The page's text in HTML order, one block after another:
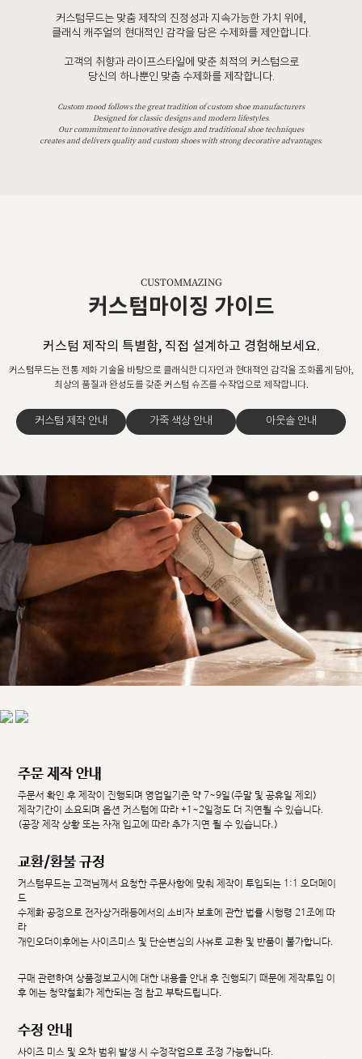
커스텀무드는 맞춤 제작의 진정성과 지속가능한 가치 위에,
클래식 캐주얼의 현대적인 감각을 담은 수제화를 제안합니다.
고객의 취향과 라이프스타일에 맞춘 최적의 커스텀으로
당신의 하나뿐인 맞춤 수제화를 제작합니다.
Custom mood follows the great tradition of custom shoe manufacturers
Designed for classic designs and modern lifestyles.
Our commitment to innovative design and traditional shoe techniques
creates and delivers quality and custom shoes with strong decorative advantages.
CUSTOMMAZING
커스텀마이징 가이드
커스텀 제작의 특별함, 직접 설계하고 경험해보세요.
커스텀무드는 전통 제화 기술을 바탕으로 클래식한 디자인과 현대적인 감각을 조화롭게 담아,
최상의 품질과 완성도를 갖춘 커스텀 슈즈를 수작업으로 제작합니다.
커스텀 제작 안내 가죽 색상 안내 아웃솔 안내
주문 제작 안내
주문서 확인 후 제작이 진행되며 영업일기준 약 7~9일(주말 및 공휴일 제외)
제작기간이 소요되며 옵션 커스텀에 따라 +1~2일정도 더 지연될 수 있습니다.
(공장 제작 상황 또는 자재 입고에 따라 추가 지연 될 수 있습니다.)
교환/환불 규정
커스텀무드는 고객님께서 요청한 주문사항에 맞춰 제작이 투입되는 1:1 오더메이
드
수제화 공정으로 전자상거래등에서의 소비자 보호에 관한 법률 시행령 21조에 따
라
개인오더이후에는 사이즈미스 및 단순변심의 사유로 교환 및 반품이 불가합니다.
구매 관련하여 상품정보고시에 대한 내용을 안내 후 진행되기 때문에 제작투입 이
후 에는 청약철회가 제한되는 점 참고 부탁드립니다.
수정 안내
사이즈 미스 및 오차 범위 발생 시 수정작업으로 조정 가능합니다.